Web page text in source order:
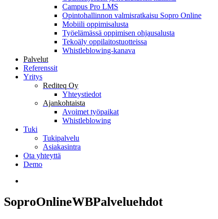
Campus Pro LMS
Opintohallinnon valmisratkaisu Sopro Online
Mobiili oppimisalusta
Työelämässä oppimisen ohjausalusta
Tekoäly oppilaitostuotteissa
Whistleblowing-kanava
Palvelut
Referenssit
Yritys
Rediteq Oy
Yhteystiedot
Ajankohtaista
Avoimet työpaikat
Whistleblowing
Tuki
Tukipalvelu
Asiakasintra
Ota yhteyttä
Demo
SoproOnlineWBPalveluehdot